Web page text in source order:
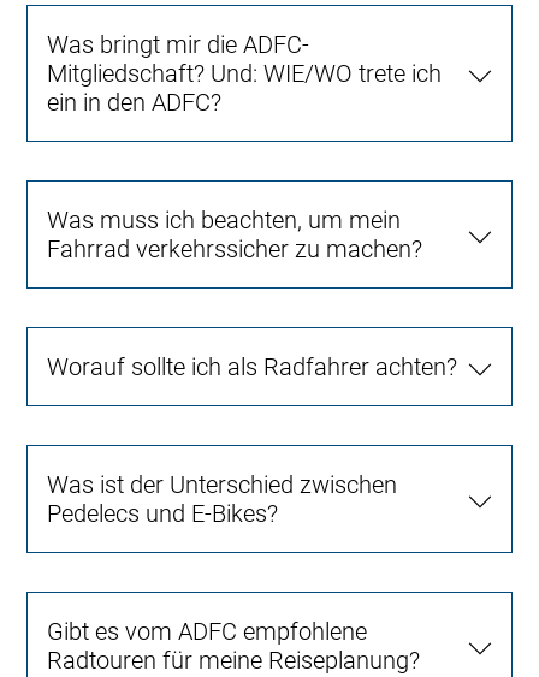
Was bringt mir die ADFC-
Mitgliedschaft? Und: WIE/WO trete ich
ein in den ADFC?
Was muss ich beachten, um mein
Fahrrad verkehrssicher zu machen?
Worauf sollte ich als Radfahrer achten?
Was ist der Unterschied zwischen
Pedelecs und E-Bikes?
Gibt es vom ADFC empfohlene
Radtouren für meine Reiseplanung?